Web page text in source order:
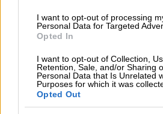
I want to opt-out of processing
Personal Data for Targeted
Opted In
I want to opt-out of Collection,
Retention, Sale, and/or Sharing
Personal Data that Is Unrelated
Purposes for which it was
Opted Out
Αμέσως ενεργοποιήθηκε ο
Δήμουκαι συνεργείο
παραλιακή μπροστά από τα
προχώρησε στην
Άγνωστα τα αίτια